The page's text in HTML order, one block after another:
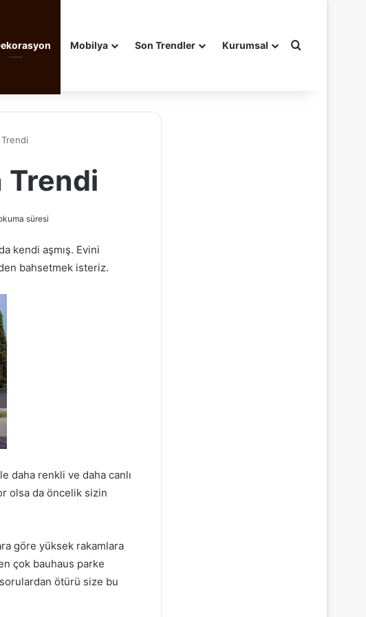
Mobilya Son Trendler Kurumsal Arama yap
Trendi
süresi
kendi aşmış. Evini
bahsetmek isteriz.
daha renkli ve daha canlı
olsa da öncelik sizin
göre yüksek rakamlara
çok bauhaus parke
ötürü size bu